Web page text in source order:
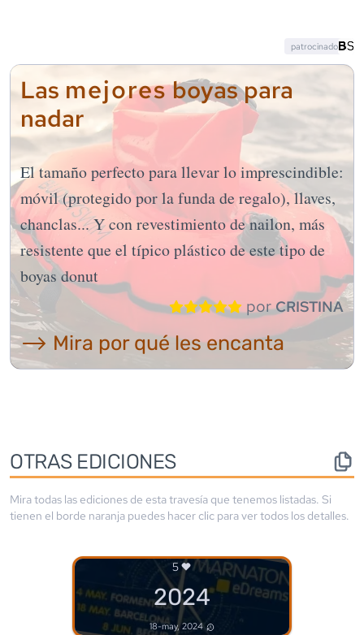
Las mejoresboyas para
nadar
El tamaño perfecto para llevar lo imprescindible:
móvil (protegido por la funda de regalo), llaves,
chanclas... Y con revestimiento de nailon, más
resistente que el típico plástico de este tipo de
boyas donut
porCRISTINA
⟶ Mira por qué les encanta
patrocinado
OTRAS EDICIONES
Mira todas las ediciones de esta travesía que tenemos listadas. Si
tienen el borde naranja puedes hacer clic para ver todos los detalles.
5
2024
18-may, 2024